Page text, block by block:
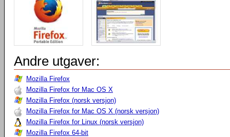
Andre utgaver:
Mozilla Firefox
Mozilla Firefox for Mac OS X
Mozilla Firefox (norsk versjon)
Mozilla Firefox for Mac OS X (norsk versjon)
Mozilla Firefox for Linux (norsk versjon)
Mozilla Firefox 64-bit